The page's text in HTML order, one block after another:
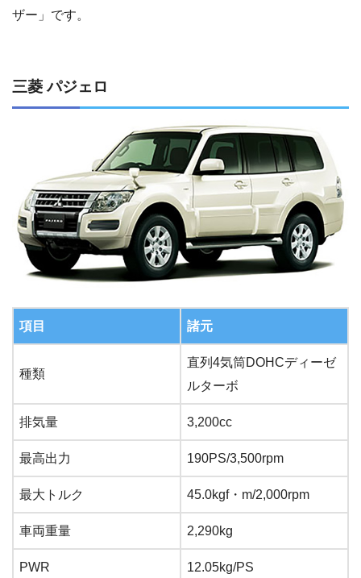
ザー」です。
三菱 パジェロ
項目 諸元
種類
直列4気筒DOHCディーゼ
ルターボ
排気量 3,200cc
最高出力 190PS/3,500rpm
最大トルク 45.0kgf・m/2,000rpm
車両重量 2,290kg
PWR 12.05kg/PS